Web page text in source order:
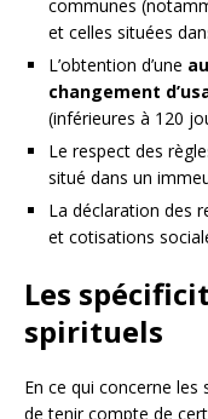
communes
et celles situées
L’obtention d’une
changement
(inférieures à 120
Le respect des
situé dans un
La déclaration des
et cotisations
Les
spirituels
En ce qui concerne
de tenir compte de